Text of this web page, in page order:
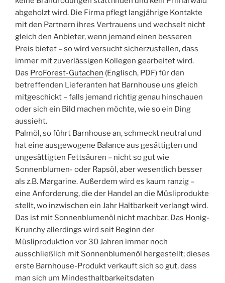
abgeholzt wird. Die Firma pflegt langjährige Kontakte
mit den Partnern ihres Vertrauens und wechselt nicht
gleich den Anbieter, wenn jemand einen besseren
Preis bietet – so wird versucht sicherzustellen, dass
immer mit zuverlässigen Kollegen gearbeitet wird.
Das ProForest-Gutachen (Englisch, PDF) für den
betreffenden Lieferanten hat Barnhouse uns gleich
mitgeschickt – falls jemand richtig genau hinschauen
oder sich ein Bild machen möchte, wie so ein Ding
aussieht.
Palmöl, so führt Barnhouse an, schmeckt neutral und
hat eine ausgewogene Balance aus gesättigten und
ungesättigten Fettsäuren – nicht so gut wie
Sonnenblumen- oder Rapsöl, aber wesentlich besser
als z.B. Margarine. Außerdem wird es kaum ranzig –
eine Anforderung, die der Handel an die Müsliprodukte
stellt, wo inzwischen ein Jahr Haltbarkeit verlangt wird.
Das ist mit Sonnenblumenöl nicht machbar. Das Honig-
Krunchy allerdings wird seit Beginn der
Müsliproduktion vor 30 Jahren immer noch
ausschließlich mit Sonnenblumenöl hergestellt; dieses
erste Barnhouse-Produkt verkauft sich so gut, dass
man sich um Mindesthaltbarkeitsdaten